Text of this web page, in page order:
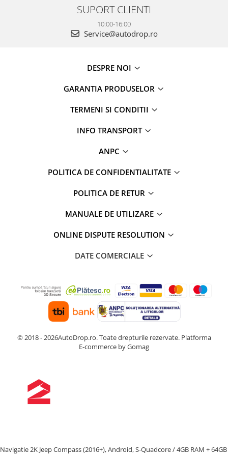
SUPORT CLIENTI
10:00-16:00
Service@autodrop.ro
DESPRE NOI
GARANTIA PRODUSELOR
TERMENI SI CONDITII
INFO TRANSPORT
ANPC
POLITICA DE CONFIDENTIALITATE
POLITICA DE RETUR
MANUALE DE UTILIZARE
ONLINE DISPUTE RESOLUTION
DATE COMERCIALE
© 2018 - 2026AutoDrop.ro. Toate drepturile rezervate. Platforma
E-commerce by Gomag
Navigatie 2K Jeep Compass (2016+), Android, S-Quadcore / 4GB RAM + 64GB